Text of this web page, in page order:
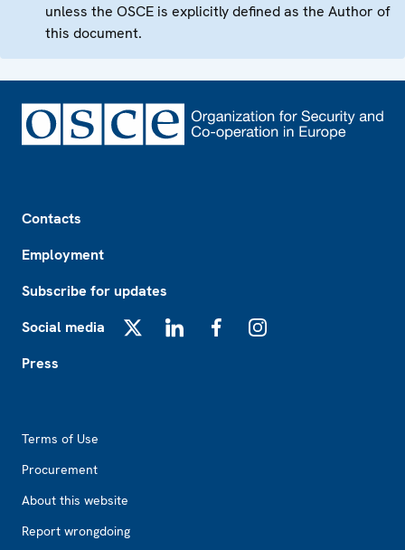
unless the OSCE is explicitly defined as the Author of
this document.
Contacts
Employment
Subscribe for updates
Social media
Press
Terms of Use
Procurement
About this website
Report wrongdoing